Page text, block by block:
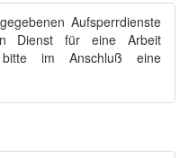
Aufsperrdienste
Dienst für eine Arbeit
im Anschluß eine